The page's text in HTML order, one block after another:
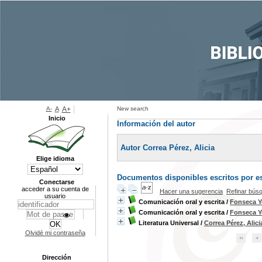
New search
Información del autor
Autor Correa Pérez, Alicia
Documentos disponibles escritos por
Hacer una sugerencia Refinar
Comunicación oral y escrita / Fonseca
Comunicación oral y escrita / Fonseca
Literatura Universal / Correa Pérez,
A- A A+
Inicio
Elige idioma
Conectarse
acceder a su cuenta de
usuario
Olvidé mi contraseña
Dirección